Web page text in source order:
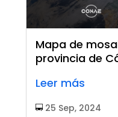
Mapa de
provincia de
Leer más
25 Sep, 2024